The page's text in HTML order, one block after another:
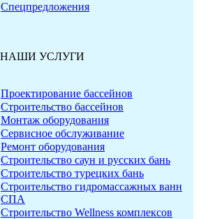
Спецпредложения
НАШИ УСЛУГИ
Проектирование бассейнов
Строительство бассейнов
Монтаж оборудования
Сервисное обслуживание
Ремонт оборудования
Строительство саун и русских бань
Строительство турецких бань
Строительство гидромассажных ванн
СПА
Строительство Wellness комплексов